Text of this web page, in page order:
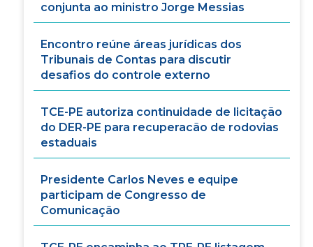
conjunta ao ministro Jorge Messias
Encontro reúne áreas jurídicas dos
Tribunais de Contas para discutir
desafios do controle externo
TCE-PE autoriza continuidade de licitação
do DER-PE para recuperacão de rodovias
estaduais
Presidente Carlos Neves e equipe
participam de Congresso de
Comunicação